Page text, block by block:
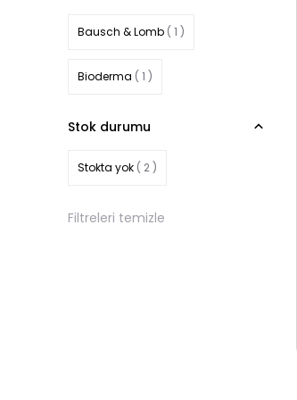
Bausch & Lomb ( 1 )
Bioderma ( 1 )
Stok durumu
Stokta yok ( 2 )
Filtreleri temizle